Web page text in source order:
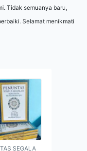
Tidak semuanya baru,
Selamat menikmati
SEGALA